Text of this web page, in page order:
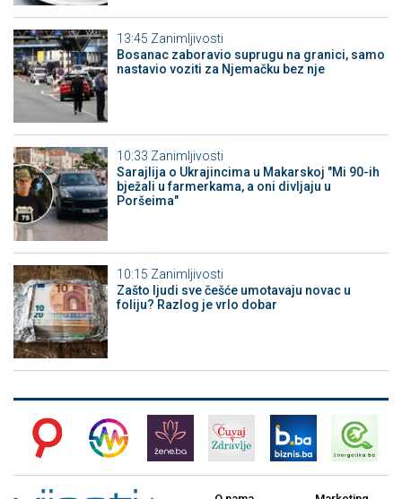
13:45 Zanimljivosti
Bosanac zaboravio suprugu na granici, samo
nastavio voziti za Njemačku bez nje
10:33 Zanimljivosti
Sarajlija o Ukrajincima u Makarskoj "Mi 90-ih
bježali u farmerkama, a oni divljaju u
Poršeima"
10:15 Zanimljivosti
Zašto ljudi sve češće umotavaju novac u
foliju? Razlog je vrlo dobar